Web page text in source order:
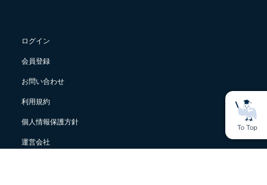
ログイン
会員登録
お問い合わせ
利用規約
個人情報保護方針
運営会社